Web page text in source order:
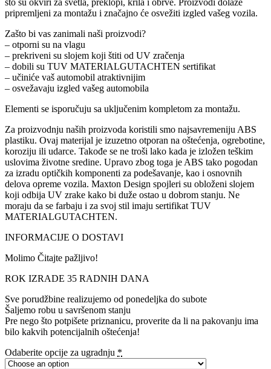
što su okviri za svetla, preklopi, krila i obrve. Proizvodi dolaze
pripremljeni za montažu i značajno će osvežiti izgled vašeg vozila.
Zašto bi vas zanimali naši proizvodi?
– otporni su na vlagu
– prekriveni su slojem koji štiti od UV zračenja
– dobili su TUV MATERIALGUTACHTEN sertifikat
– učiniće vaš automobil atraktivnijim
– osvežavaju izgled vašeg automobila
Elementi se isporučuju sa uključenim kompletom za montažu.
Za proizvodnju naših proizvoda koristili smo najsavremeniju ABS
plastiku. Ovaj materijal je izuzetno otporan na oštećenja, ogrebotine,
koroziju ili udarce. Takođe se ne troši lako kada je izložen teškim
uslovima životne sredine. Upravo zbog toga je ABS tako pogodan
za izradu optičkih komponenti za podešavanje, kao i osnovnih
delova opreme vozila. Maxton Design spojleri su obloženi slojem
koji odbija UV zrake kako bi duže ostao u dobrom stanju. Ne
moraju da se farbaju i za svoj stil imaju sertifikat TUV
MATERIALGUTACHTEN.
INFORMACIJE O DOSTAVI
Molimo Čitajte pažljivo!
ROK IZRADE 35 RADNIH DANA
Sve porudžbine realizujemo od ponedeljka do subote
Šaljemo robu u savršenom stanju
Pre nego što potpišete priznanicu, proverite da li na pakovanju ima
bilo kakvih potencijalnih oštećenja!
Odaberite opcije za ugradnju *